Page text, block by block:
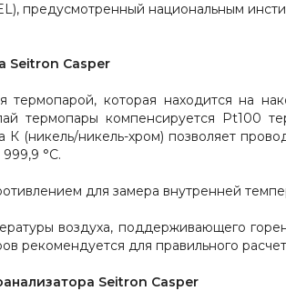
предусмотренный национальным
Seitron Casper
термопарой, которая находится на
термопары компенсируется Pt100
(никель/никель-хром) позволяет
°С.
для замера внутренней
воздуха, поддерживающего
рекомендуется для правильного
Seitron Casper